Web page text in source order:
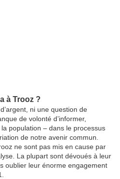
à Trooz ?
ni une question de
de volonté d’informer,
population – dans le processus
de notre avenir commun.
ne sont pas mis en cause par
La plupart sont dévoués à leur
oublier leur énorme engagement